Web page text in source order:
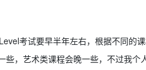
考试要早半年左右，根据不同的
些，艺术类课程会晚一些，不过我